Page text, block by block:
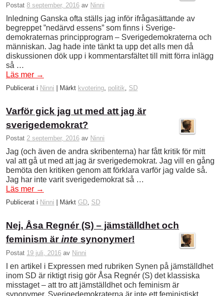
Postat 8 september, 2016 av Ninni
Inledning Ganska ofta ställs jag inför ifrågasättande av
begreppet ”nedärvd essens” som finns i Sverige­
demokraternas principprogram – Sverige­demokraterna och
människan. Jag hade inte tänkt ta upp det alls men då
diskussionen dök upp i kommentarsfältet till mitt förra inlägg
så …
Läs mer →
Publicerat i Ninni | Märkt kvotering politik SD
Varför gick jag ut med att jag är
sverigedemokrat?
Postat 2 september, 2016 av Ninni
Jag (och även de andra skribenterna) har fått kritik för mitt
val att gå ut med att jag är sverigedemokrat. Jag vill en gång
bemöta den kritiken genom att förklara varför jag valde så.
Jag har inte varit sverigedemokrat så …
Läs mer →
Publicerat i Ninni Märkt GD, SD
Nej, Åsa Regnér (S) – jämställdhet och
feminism ärinte synonymer!
Postat 19 juli, 2016 av Ninni
I en artikel i Expressen med rubriken Synen på jämställdhet
inom SD är riktigt risig gör Åsa Regnér (S) det klassiska
misstaget – att tro att jämställdhet och feminism är
synonymer. Sverigedemokraterna är inte ett feministiskt